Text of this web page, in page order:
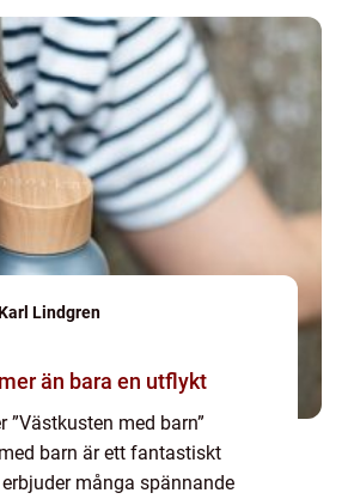
Lindgren
Klassresa mer än bara en utflykt
”Västkusten med barn”
barn är ett fantastiskt
många spännande